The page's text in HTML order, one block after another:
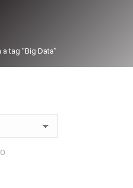
tag “Big Data”